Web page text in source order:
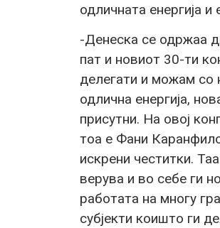
одличната енергија
-Денеска се одржаа
пат и новиот 30-ти
делегати и можам со
одлична енергија,
присутни. На овој
тоа е Фани
искрени честитки.
верува и во себе ги
работата на многу
субјекти коишто ги